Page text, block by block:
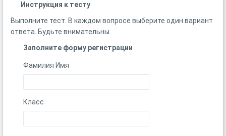
Инструкция к тесту
Выполните тест. В каждом вопросе выберите один вариант
ответа. Будьте внимательны.
Заполните форму регистрации
Фамилия Имя
Класс